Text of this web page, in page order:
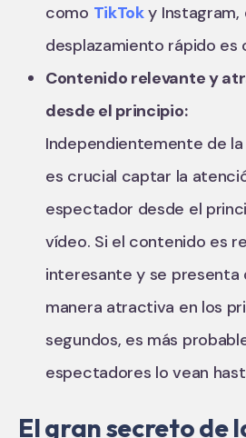
como TikToky Instagram,
desplazamiento rápido es
Contenido relevante y
desde el principio:
Independientemente de
es crucial captar la
espectador desde el
vídeo. Si el contenido es
interesante y se presenta
manera atractiva en los
segundos, es más
espectadores lo vean
El gran secreto de